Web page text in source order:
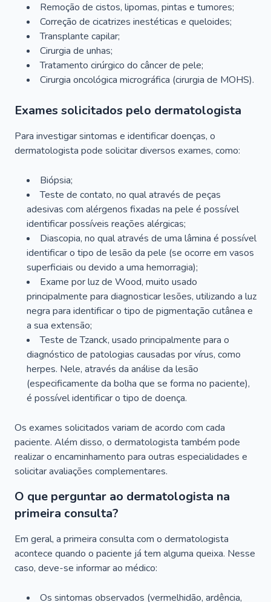
Remoção de cistos, lipomas, pintas e tumores;
Correção de cicatrizes inestéticas e queloides;
Transplante capilar;
Cirurgia de unhas;
Tratamento cirúrgico do câncer de pele;
Cirurgia oncológica micrográfica (cirurgia de MOHS).
Exames solicitados pelo dermatologista
Para investigar sintomas e identificar doenças, o
dermatologista pode solicitar diversos exames, como:
Biópsia;
Teste de contato, no qual através de peças
adesivas com alérgenos fixadas na pele é possível
identificar possíveis reações alérgicas;
Diascopia, no qual através de uma lâmina é possível
identificar o tipo de lesão da pele (se ocorre em vasos
superficiais ou devido a uma hemorragia);
Exame por luz de Wood, muito usado
principalmente para diagnosticar lesões, utilizando a luz
negra para identificar o tipo de pigmentação cutânea e
a sua extensão;
Teste de Tzanck, usado principalmente para o
diagnóstico de patologias causadas por vírus, como
herpes. Nele, através da análise da lesão
(especificamente da bolha que se forma no paciente),
é possível identificar o tipo de doença.
Os exames solicitados variam de acordo com cada
paciente. Além disso, o dermatologista também pode
realizar o encaminhamento para outras especialidades e
solicitar avaliações complementares.
O que perguntar ao dermatologista na
primeira consulta?
Em geral, a primeira consulta com o dermatologista
acontece quando o paciente já tem alguma queixa. Nesse
caso, deve-se informar ao médico:
Os sintomas observados (vermelhidão, ardência,